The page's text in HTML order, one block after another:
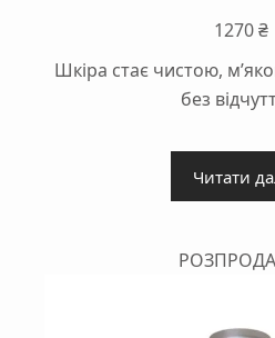
1270₴
Шкіра стає чистою,
без
Читати